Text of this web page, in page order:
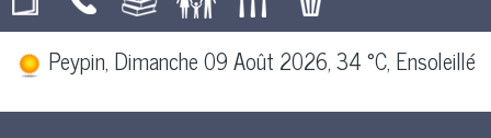
Peypin, Dimanche 09 Août 2026, 34 °C, Ensoleillé